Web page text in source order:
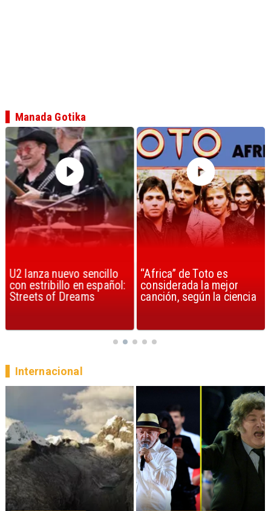
U2 lanza nuevo sencillo
con estribillo en español:
Streets of Dreams
“Africa” de Toto es
considerada la mejor
canción, según la ciencia
Manada Gotika
Internacional